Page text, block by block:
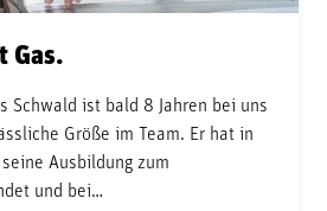
Gas.
Schwald ist bald 8 Jahren bei uns
Größe im Team. Er hat in
Ausbildung zum
und bei…